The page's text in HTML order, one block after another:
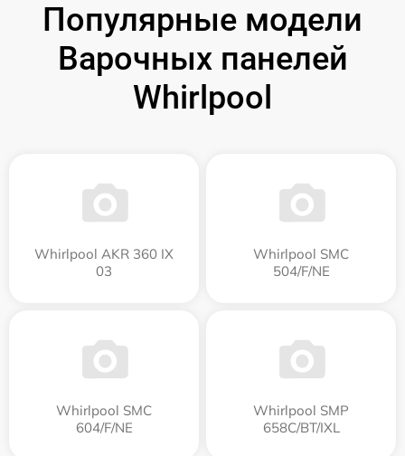
Популярные модели
Варочных панелей
Whirlpool
Whirlpool AKR 360 IX
03
Whirlpool SMC
504/F/NE
Whirlpool SMC
604/F/NE
Whirlpool SMP
658C/BT/IXL